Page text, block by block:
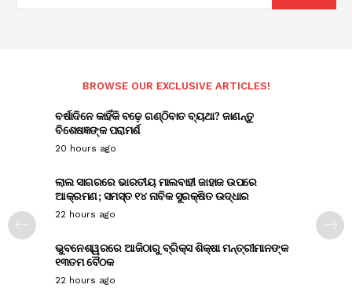
BROWSE OUR EXCLUSIVE ARTICLES!
ବର୍ଷାଦିନେ କାହିଁକି ବଢ଼େ ଗଣ୍ଠିବାତ ବ୍ୟଥା? ଜାଣନ୍ତୁ
ବିଶେଷଜ୍ଞଙ୍କ ପରାମର୍ଶ
20 hours ago
ଲାଲ ସାଗରରେ ଭାରତୀୟ ମାଲବାହୀ ଜାହାଜ ଉପରେ
ଆକ୍ରମଣ; ସମସ୍ତ ୧୪ ନାବିକ ସୁରକ୍ଷିତ ଉଦ୍ଧାର
22 hours ago
ଭୁବନେଶ୍ୱରରେ ଆଜିଠାରୁ ବ୍ରିକ୍ସ ଶିକ୍ଷା ମନ୍ତ୍ରୀମାନଙ୍କ
୧୩ତମ ବୈଠକ
22 hours ago